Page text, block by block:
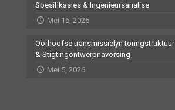
Spesifikasies & Ingenieursanalise
Mei 16, 2026
Oorhoofse transmissielyn toringstruktuur
& Stigtingontwerpnavorsing
Mei 5, 2026